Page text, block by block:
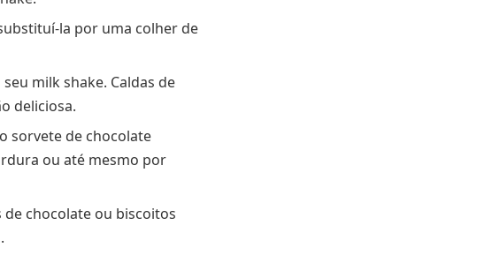
la por uma colher de
milk shake. Caldas de
deliciosa.
sorvete de chocolate
ou até mesmo por
chocolate ou biscoitos